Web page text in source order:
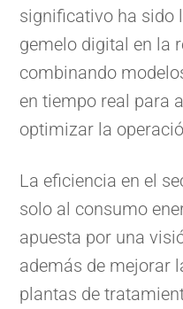
significativo ha sido
gemelo digital en la
combinando
en tiempo real para
optimizar la
La eficiencia en el
solo al consumo
apuesta por una
además de mejorar
plantas de